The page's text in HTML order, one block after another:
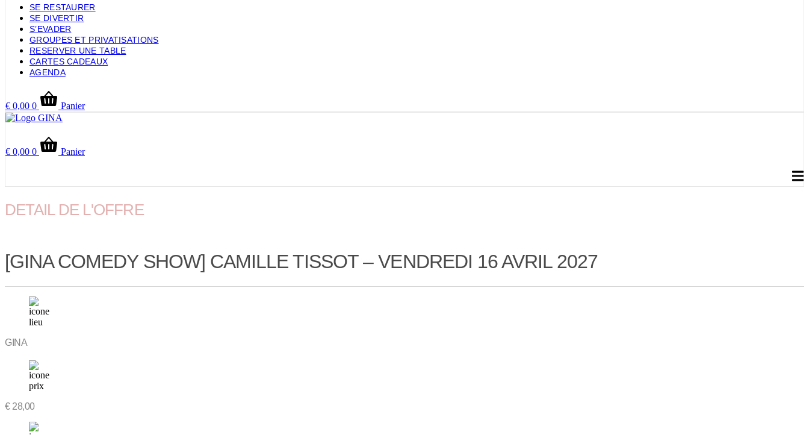
SE RESTAURER
SE DIVERTIR
S’EVADER
GROUPES ET PRIVATISATIONS
RESERVER UNE TABLE
CARTES CADEAUX
AGENDA
€ 0,00 0 Panier
€ 0,00 0 Panier
DETAIL DE L'OFFRE
[GINA COMEDY SHOW] CAMILLE TISSOT – VENDREDI 16 AVRIL 2027
GINA
€28,00